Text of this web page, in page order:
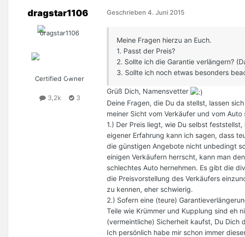
dragstar1106
Certified Owner
3,2k 3
Geschrieben 4. Juni 2015
Meine Fragen hierzu an Euch.
1. Passt der Preis?
2. Sollte ich die Garantie verlängern?
3. Sollte ich noch etwas besonders
Grüß Dich, Namensvetter
Deine Fragen, die Du da stellst, lassen
meiner Sicht vom Verkäufer und vom
1.) Der Preis liegt, wie Du selbst
eigener Erfahrung kann ich sagen, dass
die günstigen Angebote nicht unbedingt
einigen Verkäufern herrscht, kann man
schlechtes Auto hernehmen. Es gibt die
die Preisvorstellung des Verkäufers
zu kennen, eher schwierig.
2.) Sofern eine (teure)
Teile wie Krümmer und Kupplung sind eh
(vermeintliche) Sicherheit kaufst, Du Dich
Ich persönlich habe mir schon immer